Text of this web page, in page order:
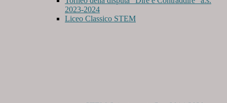
2023-2024
Liceo Classico STEM